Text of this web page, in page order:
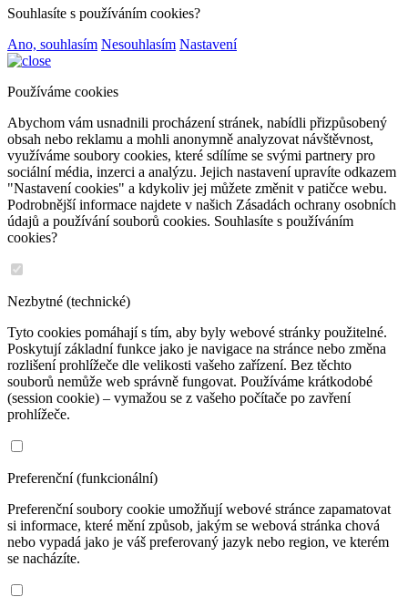
Souhlasíte s používáním cookies?
Ano, souhlasím Nesouhlasím Nastavení
Používáme cookies
Abychom vám usnadnili procházení stránek, nabídli přizpůsobený
obsah nebo reklamu a mohli anonymně analyzovat návštěvnost,
využíváme soubory cookies, které sdílíme se svými partnery pro
sociální média, inzerci a analýzu. Jejich nastavení upravíte odkazem
"Nastavení cookies" a kdykoliv jej můžete změnit v patičce webu.
Podrobnější informace najdete v našich Zásadách ochrany osobních
údajů a používání souborů cookies. Souhlasíte s používáním
cookies?
Nezbytné (technické)
Tyto cookies pomáhají s tím, aby byly webové stránky použitelné.
Poskytují základní funkce jako je navigace na stránce nebo změna
rozlišení prohlížeče dle velikosti vašeho zařízení. Bez těchto
souborů nemůže web správně fungovat. Používáme krátkodobé
(session cookie) – vymažou se z vašeho počítače po zavření
prohlížeče.
Preferenční (funkcionální)
Preferenční soubory cookie umožňují webové stránce zapamatovat
si informace, které mění způsob, jakým se webová stránka chová
nebo vypadá jako je váš preferovaný jazyk nebo region, ve kterém
se nacházíte.